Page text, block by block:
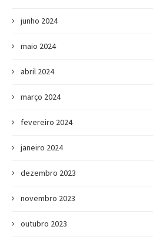
junho 2024
maio 2024
abril 2024
março 2024
fevereiro 2024
janeiro 2024
dezembro 2023
novembro 2023
outubro 2023